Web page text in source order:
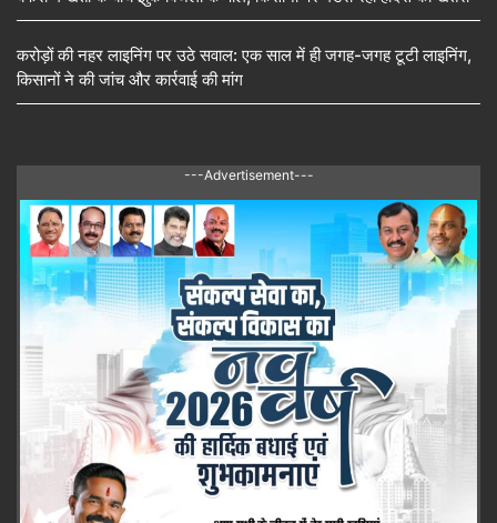
करोड़ों की नहर लाइनिंग पर उठे सवाल: एक साल में ही जगह-जगह टूटी लाइनिंग,
किसानों ने की जांच और कार्रवाई की मांग
---Advertisement---